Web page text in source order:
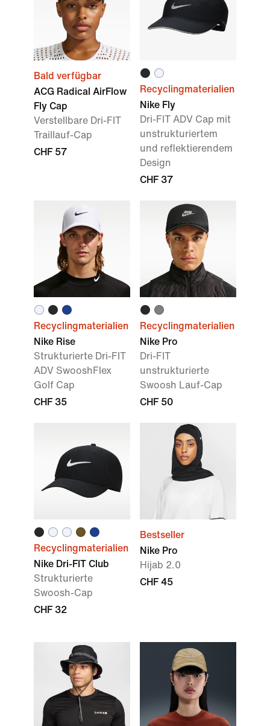
Bald verfügbar
ACG Radical AirFlow
Fly Cap
Verstellbare Dri-FIT
Traillauf-Cap
CHF 57
Recyclingmaterialien
Nike Fly
Dri-FIT ADV Cap mit
unstrukturiertem
und reflektierendem
Design
CHF 37
Recyclingmaterialien
Nike Rise
Strukturierte Dri-FIT
ADV SwooshFlex
Golf Cap
CHF 35
Recyclingmaterialien
Nike Pro
Dri-FIT
unstrukturierte
Swoosh Lauf-Cap
CHF 50
Recyclingmaterialien
Nike Dri-FIT Club
Strukturierte
Swoosh-Cap
CHF 32
Bestseller
Nike Pro
Hijab 2.0
CHF 45